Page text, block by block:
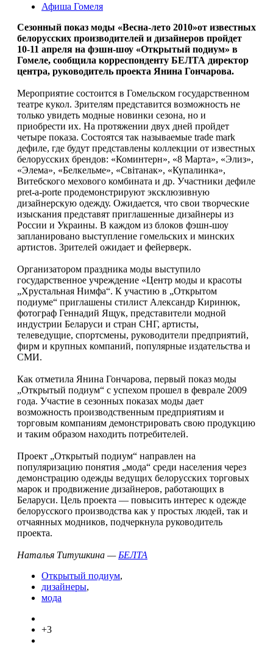
Афиша Гомеля
Сезонный показ моды «Весна-лето 2010»от известных
белорусских производителей и дизайнеров пройдет
10-11 апреля на фэшн-шоу «Открытый подиум» в
Гомеле, сообщила корреспонденту БЕЛТА директор
центра, руководитель проекта Янина Гончарова.
Мероприятие состоится в Гомельском государственном
театре кукол. Зрителям представится возможность не
только увидеть модные новинки сезона, но и
приобрести их. На протяжении двух дней пройдет
четыре показа. Состоятся так называемые trade mark
дефиле, где будут представлены коллекции от известных
белорусских брендов: «Коминтерн», «8 Марта», «Элиз»,
«Элема», «Белкельме», «Свiтанак», «Купалинка»,
Витебского мехового комбината и др. Участники дефиле
pret-a-porte продемонстрируют эксклюзивную
дизайнерскую одежду. Ожидается, что свои творческие
изыскания представят приглашенные дизайнеры из
России и Украины. В каждом из блоков фэшн-шоу
запланировано выступление гомельских и минских
артистов. Зрителей ожидает и фейерверк.
Организатором праздника моды выступило
государственное учреждение «Центр моды и красоты
„Хрустальная Нимфа“. К участию в „Открытом
подиуме“ приглашены стилист Александр Киринюк,
фотограф Геннадий Ящук, представители модной
индустрии Беларуси и стран СНГ, артисты,
телеведущие, спортсмены, руководители предприятий,
фирм и крупных компаний, популярные издательства и
СМИ.
Как отметила Янина Гончарова, первый показ моды
„Открытый подиум“ с успехом прошел в феврале 2009
года. Участие в сезонных показах моды дает
возможность производственным предприятиям и
торговым компаниям демонстрировать свою продукцию
и таким образом находить потребителей.
Проект „Открытый подиум“ направлен на
популяризацию понятия „мода“ среди населения через
демонстрацию одежды ведущих белорусских торговых
марок и продвижение дизайнеров, работающих в
Беларуси. Цель проекта — повысить интерес к одежде
белорусского производства как у простых людей, так и
отчаянных модников, подчеркнула руководитель
проекта.
Наталья Титушкина — БЕЛТА
Открытый подиум,
дизайнеры,
мода
+3